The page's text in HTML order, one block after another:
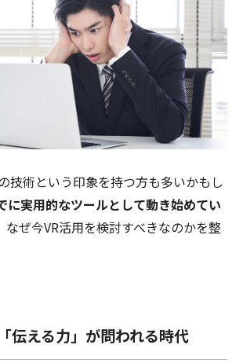
技術という印象を持つ方も多いかもし
に実用的なツールとして動き始めてい
なぜ今VR活用を検討すべきなのかを整
伝える力」が問われる時代